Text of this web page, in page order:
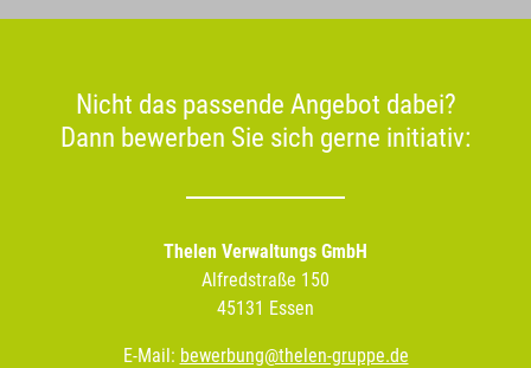
Nicht das passende Angebot dabei?
Dann bewerben Sie sich gerne initiativ:
Thelen Verwaltungs GmbH
Alfredstraße 150
45131 Essen
E-Mail: bewerbung@thelen-gruppe.de